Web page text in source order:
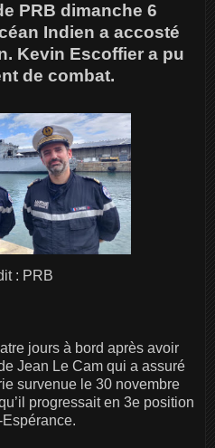
PRB dimanche 6
Indien a accosté
Kevin Escoffier a pu
de combat.
: PRB
jours à bord après avoir
Jean Le Cam qui a assuré
survenue le 30 novembre
progressait en 3e position